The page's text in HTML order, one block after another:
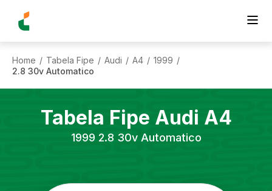
Home / Tabela Fipe / Audi / A4 / 1999 /
2.8 30v Automatico
Tabela Fipe Audi A4
1999 2.8 30v Automatico